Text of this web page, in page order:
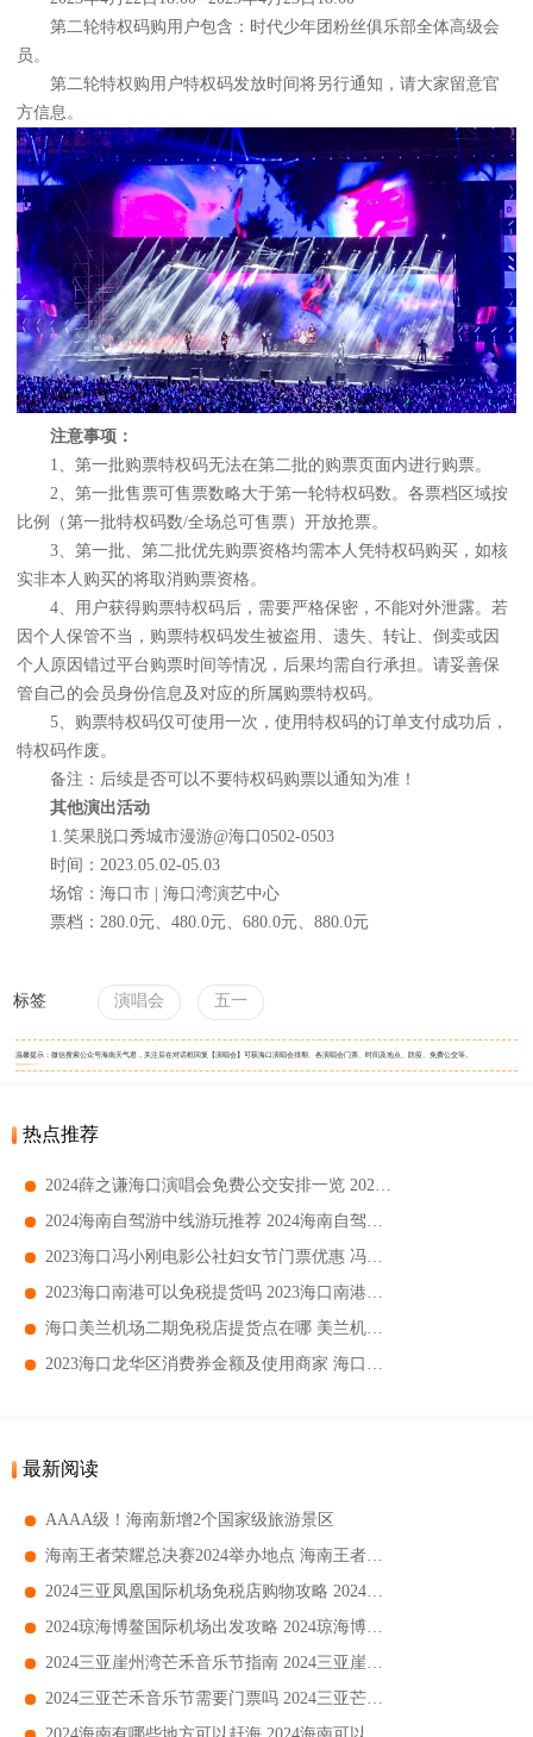
第二轮特权码购用户包含：时代少年团粉丝俱乐部全体高级会
员。
第二轮特权购用户特权码发放时间将另行通知，请大家留意官
方信息。
注意事项：
1、第一批购票特权码无法在第二批的购票页面内进行购票。
2、第一批售票可售票数略大于第一轮特权码数。各票档区域按
比例（第一批特权码数/全场总可售票）开放抢票。
3、第一批、第二批优先购票资格均需本人凭特权码购买，如核
实非本人购买的将取消购票资格。
4、用户获得购票特权码后，需要严格保密，不能对外泄露。若
因个人保管不当，购票特权码发生被盗用、遗失、转让、倒卖或因
个人原因错过平台购票时间等情况，后果均需自行承担。请妥善保
管自己的会员身份信息及对应的所属购票特权码。
5、购票特权码仅可使用一次，使用特权码的订单支付成功后，
特权码作废。
备注：后续是否可以不要特权码购票以通知为准！
其他演出活动
1.笑果脱口秀城市漫游@海口0502-0503
时间：2023.05.02-05.03
场馆：海口市 | 海口湾演艺中心
票档：280.0元、480.0元、680.0元、880.0元
标签 演唱会 五一
温馨提示：微信搜索公众号海南天气君，关注后在对话框回复【演唱会】可获海口演唱会排期、各演唱会门票、时间及地点、防疫、免费公交等。
热点推荐
2024薛之谦海口演唱会免费公交安排一览 2024薛之谦海口演唱会免费公交指南
2024海南自驾游中线游玩推荐 2024海南自驾游中线游玩指南
2023海口冯小刚电影公社妇女节门票优惠 冯小刚电影公社妇女节门票免费吗
2023海口南港可以免税提货吗 2023海口南港如何免税提货
海口美兰机场二期免税店提货点在哪 美兰机场二期免税店如何提货
2023海口龙华区消费券金额及使用商家 海口龙华区消费券发放金额
最新阅读
AAAA级！海南新增2个国家级旅游景区
海南王者荣耀总决赛2024举办地点 海南王者荣耀总决赛2024游玩攻略
2024三亚凤凰国际机场免税店购物攻略 2024三亚凤凰国际机场免税店购物攻指南
2024琼海博鳌国际机场出发攻略 2024琼海博鳌国际机场出发流程
2024三亚崖州湾芒禾音乐节指南 2024三亚崖州湾芒禾音乐节时间+地点+购票
2024三亚芒禾音乐节需要门票吗 2024三亚芒禾音乐节要不要门票